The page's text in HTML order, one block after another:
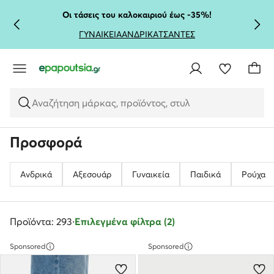
ΜΕΤΆΒΑΣΗ ΣΤΟ ΚΎΡΙΟ ΠΕΡΙΕΧΌΜΕΝΟ
ΜΕΤΆΒΑΣΗ ΣΤΗΝ ΑΝΑΖΉΤΗΣΗ
Οι τάσεις του καλοκαιριού έως -35%!
ΓΥΝΑΙΚΕΙΑΑΝΔΡΙΚΑΤΣΑΝΤΕΣ
Αναζήτηση μάρκας, προϊόντος, στυλ
Προσφορά
Ανδρικά Αξεσουάρ Γυναικεία Παιδικά Ρούχα
Προϊόντα: 293·Επιλεγμένα φίλτρα (2)
Sponsored Sponsored